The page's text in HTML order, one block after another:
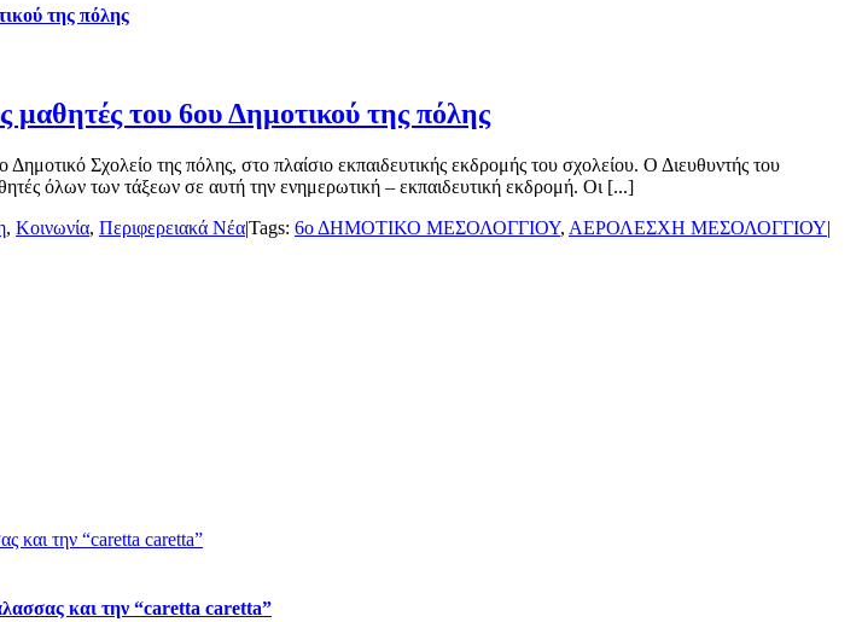
της πόλης
μαθητές του 6ου Δημοτικού της πόλης
Σχολείο της πόλης, στο πλαίσιο εκπαιδευτικής εκδρομής του σχολείου. Ο Διευθυντής του
όλων των τάξεων σε αυτή την ενημερωτική – εκπαιδευτική εκδρομή. Οι [...]
, Κοινωνία, Περιφερειακά Νέα|Tags: 6ο ΔΗΜΟΤΙΚΟ ΜΕΣΟΛΟΓΓΙΟΥ, ΑΕΡΟΛΕΣΧΗ ΜΕΣΟΛΟΓΓΙΟΥ|
και την “caretta caretta”
και την “caretta caretta”